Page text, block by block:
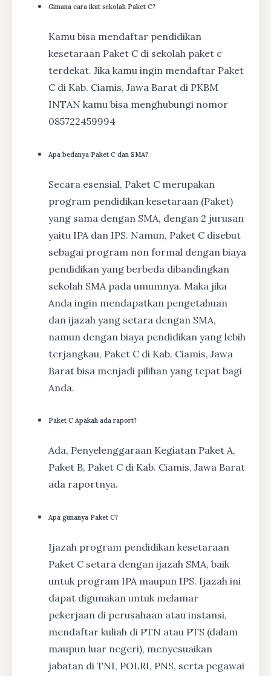
Gimana cara ikut sekolah Paket C?
Kamu bisa mendaftar pendidikan
kesetaraan Paket C di sekolah paket c
terdekat. Jika kamu ingin mendaftar Paket
C di Kab. Ciamis, Jawa Barat di PKBM
INTAN kamu bisa menghubungi nomor
085722459994
Apa bedanya Paket C dan SMA?
Secara esensial, Paket C merupakan
program pendidikan kesetaraan (Paket)
yang sama dengan SMA, dengan 2 jurusan
yaitu IPA dan IPS. Namun, Paket C disebut
sebagai program non formal dengan biaya
pendidikan yang berbeda dibandingkan
sekolah SMA pada umumnya. Maka jika
Anda ingin mendapatkan pengetahuan
dan ijazah yang setara dengan SMA,
namun dengan biaya pendidikan yang lebih
terjangkau, Paket C di Kab. Ciamis, Jawa
Barat bisa menjadi pilihan yang tepat bagi
Anda.
Paket C Apakah ada raport?
Ada, Penyelenggaraan Kegiatan Paket A,
Paket B, Paket C di Kab. Ciamis, Jawa Barat
ada raportnya.
Apa gunanya Paket C?
Ijazah program pendidikan kesetaraan
Paket C setara dengan ijazah SMA, baik
untuk program IPA maupun IPS. Ijazah ini
dapat digunakan untuk melamar
pekerjaan di perusahaan atau instansi,
mendaftar kuliah di PTN atau PTS (dalam
maupun luar negeri), menyesuaikan
jabatan di TNI, POLRI, PNS, serta pegawai